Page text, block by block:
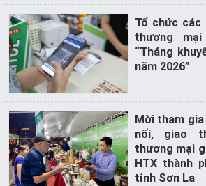
Kết
quả
FTAs
Hoạt
động
thuộc
FTAs
Tổ chức
thương
“Tháng
năm 2026”
Mời tham
nối, giao
thương mại
HTX thành
tỉnh Sơn La